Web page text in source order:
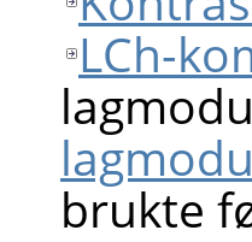
LCh-
brukte